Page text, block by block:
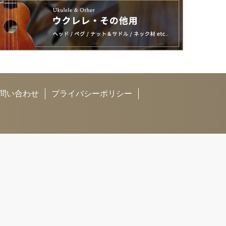
い合わせ プライバシーポリシー